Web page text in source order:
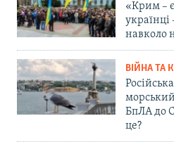
«Крим –
українці
навколо
ВІЙНА ТА
БпЛА до
це?